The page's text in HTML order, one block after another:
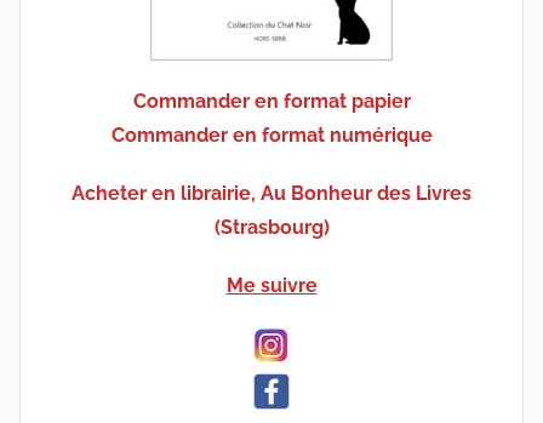
Commander en format papier
Commander en format numérique
Acheter en librairie, Au Bonheur des Livres
(Strasbourg)
Me suivre